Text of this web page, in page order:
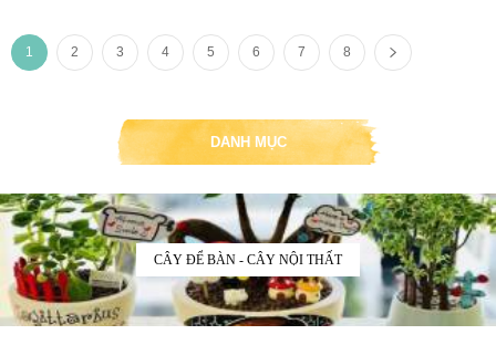
1 2 3 4 5 6 7 8
DANH MỤC
CÂY ĐỂ BÀN - CÂY NỘI THẤT